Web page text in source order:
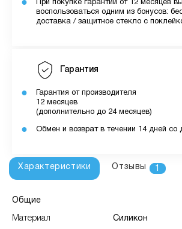
При покупке гарантии от 12 месяцев
воспользоваться одним из бонусов:
доставка / защитное стекло с
Гарантия
Гарантия от производителя
12 месяцев
(дополнительно до 24 месяцев)
Обмен и возврат в течении 14 дней со
Характеристики Отзывы 1
Общие
Материал Силикон